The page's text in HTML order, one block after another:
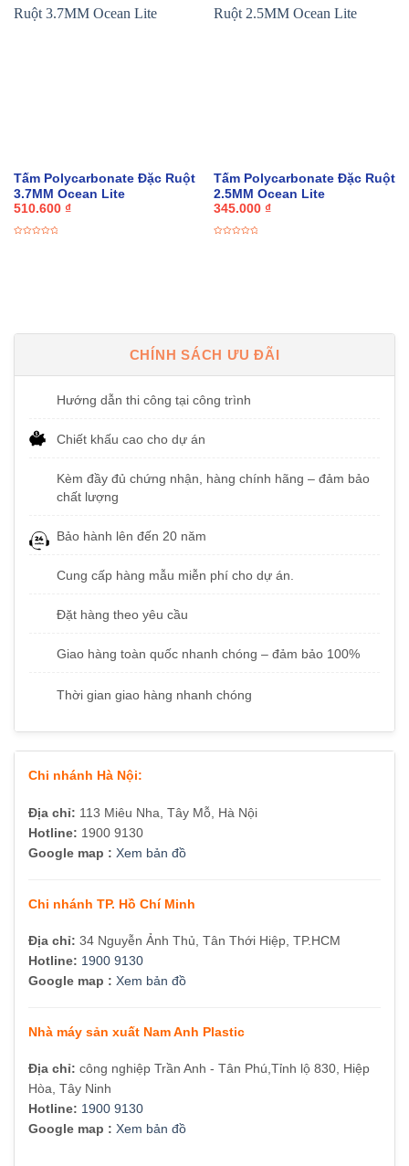
CHÍNH SÁCH ƯU ĐÃI
Hướng dẫn thi công tại công trình
Chiết khấu cao cho dự án
Kèm đầy đủ chứng nhận, hàng chính hãng – đảm bảo
chất lượng
Bảo hành lên đến 20 năm
Cung cấp hàng mẫu miễn phí cho dự án.
Đặt hàng theo yêu cầu
Giao hàng toàn quốc nhanh chóng – đảm bảo 100%
Thời gian giao hàng nhanh chóng
Chi nhánh Hà Nội:
Địa chỉ: 113 Miêu Nha, Tây Mỗ, Hà Nội
Hotline: 1900 9130
Google map : Xem bản đồ
Chi nhánh TP. Hồ Chí Minh
Địa chỉ: 34 Nguyễn Ảnh Thủ, Tân Thới Hiệp, TP.HCM
Hotline: 1900 9130
Google map : Xem bản đồ
Nhà máy sản xuất Nam Anh Plastic
Địa chỉ: công nghiệp Trần Anh - Tân Phú,Tỉnh lộ 830, Hiệp
Hòa, Tây Ninh
Hotline: 1900 9130
Google map : Xem bản đồ
Tấm Polycarbonate Đặc Ruột
3.7MM Ocean Lite
510.600 ₫
Tấm Polycarbonate Đặc Ruột
2.5MM Ocean Lite
345.000 ₫